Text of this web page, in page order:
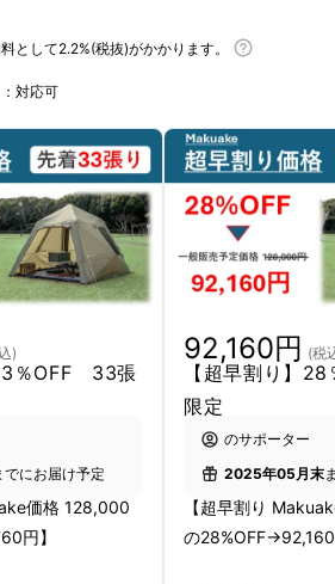
ントの設営が「もっと簡単で
らいいのに・・・」と数多く
ました。
ントが『空気を入れるだけで
』です。他のテントと違い、
がかかる事は一切ありませ
として2.2%(税抜)がかかります。
対応可
)
％OFF 33張
でにお届け予定
価格 128,000
円】
92,160円 (税
【超早割り】
限定
のサポーター
2025年05月末
【超早割り
の